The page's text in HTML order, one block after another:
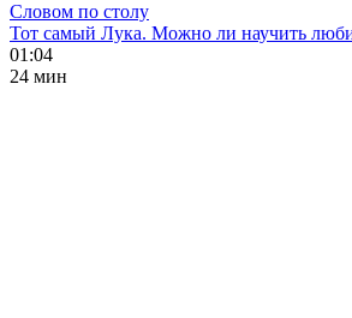
Словом по столу
Тот самый Лука. Можно ли научить
01:04
24 мин